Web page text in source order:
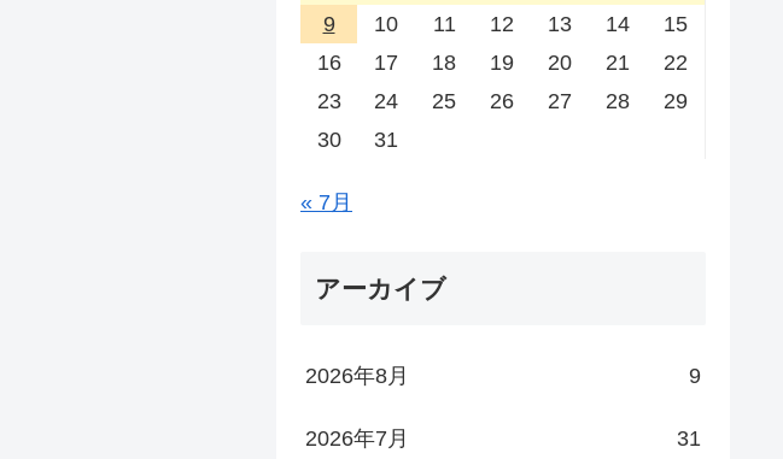
9
10 11 12 13 14
15
16
17 18 19 20 21
22
23
24 25 26 27 28
29
30
31
« 7月
アーカイブ
2026年8月 9
2026年7月 31